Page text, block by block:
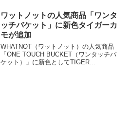
ー）断熱βを採用したライトウォームジャ
ケットです。詳細をレビューします。
ワットノットの人気商品「ワンタ
ッチバケット」に新色タイガーカ
モが追加
WHATNOT（ワットノット）の人気商品
「ONE TOUCH BUCKET（ワンタッチバ
ケット）」に新色としてTIGER